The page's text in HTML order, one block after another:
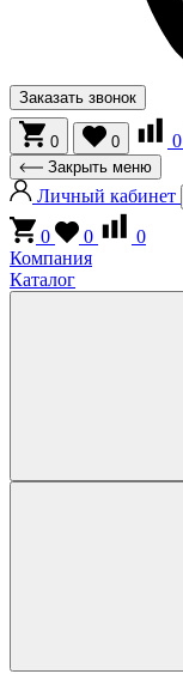
Заказать звонок
0 0 0
Закрыть меню
Личный кабинет
0
0
0
Компания
Каталог